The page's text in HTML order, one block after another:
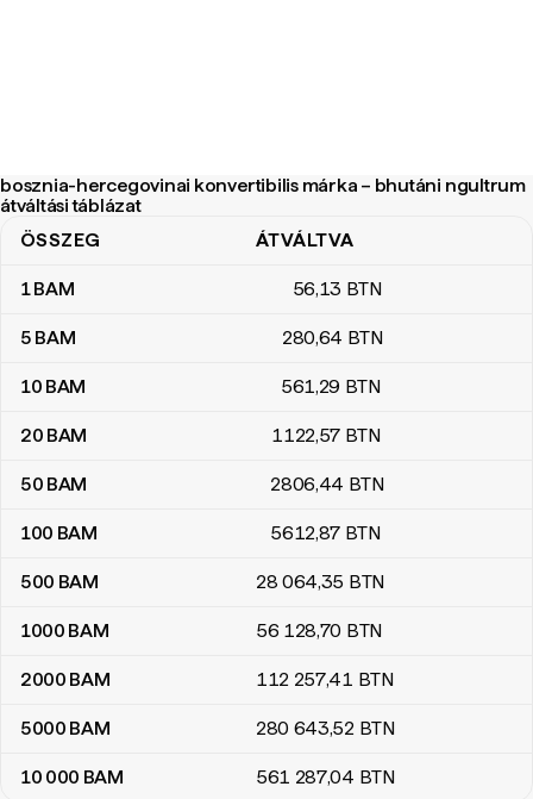
bosznia-hercegovinai konvertibilis márka – bhutáni ngultrum
átváltási táblázat
bosznia-hercegovinai konvertibilis márka – bhutáni ngultrum
ÖSSZEG ÁTVÁLTVA
1BAM 56,13 BTN
5 BAM 280,64 BTN
10 BAM 561,29 BTN
20 BAM 1122,57 BTN
50 BAM 2806,44 BTN
100 BAM 5612,87 BTN
500 BAM 28 064,35 BTN
1000 BAM 56 128,70 BTN
2000 BAM 112 257,41 BTN
5000 BAM 280 643,52 BTN
10 000 BAM 561 287,04 BTN